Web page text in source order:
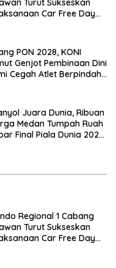
Turut Sukseskan
Car Free Day
PON 2028, KONI
Genjot Pembinaan Dini
Cegah Atlet Berpindah
Juara Dunia, Ribuan
Medan Tumpah Ruah
Final Piala Dunia 2026
Regional 1 Cabang
Turut Sukseskan
Car Free Day